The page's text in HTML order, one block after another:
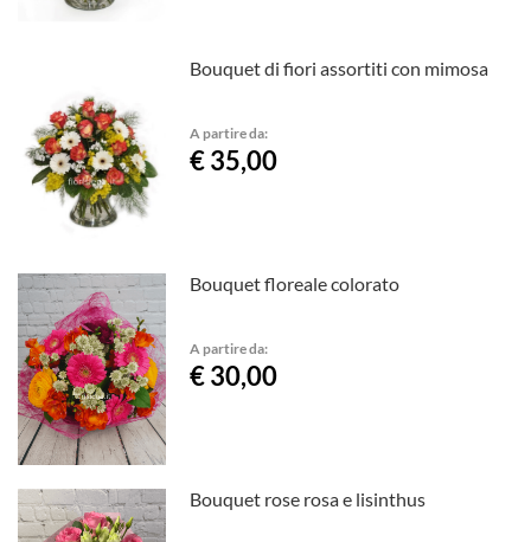
Bouquet di fiori assortiti con mimosa
A partire da:
€ 35,00
Bouquet floreale colorato
A partire da:
€ 30,00
Bouquet rose rosa e lisinthus